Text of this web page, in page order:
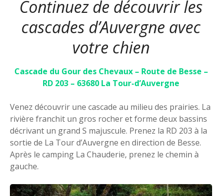
Continuez de découvrir les
cascades d’Auvergne avec
votre chien
Cascade du Gour des Chevaux – Route de Besse –
RD 203 – 63680 La Tour-d’Auvergne
Venez découvrir une cascade au milieu des prairies. La
rivière franchit un gros rocher et forme deux bassins
décrivant un grand S majuscule. Prenez la RD 203 à la
sortie de La Tour d’Auvergne en direction de Besse.
Après le camping La Chauderie, prenez le chemin à
gauche.